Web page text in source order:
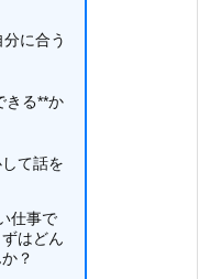
に合う
きる**か
て話を
仕事で
はどん
？